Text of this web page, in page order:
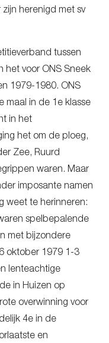
herenigd met sv
tussen
het voor ONS Sneek
1979-1980. ONS
maal in de 1e klasse
in het
het om de ploeg,
Zee, Ruurd
waren. Maar
imposante namen
weet te herinneren:
spelbepalende
met bijzondere
oktober 1979 1-3
lenteachtige
in Huizen op
overwinning voor
4e in de
en